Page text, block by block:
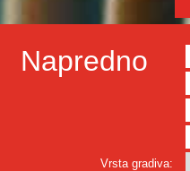
Napredno
Vrsta gradiva: